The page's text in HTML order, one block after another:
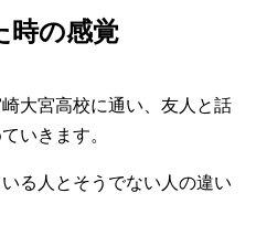
時の感覚
大宮高校に通い、友人と話
いきます。
る人とそうでない人の違い